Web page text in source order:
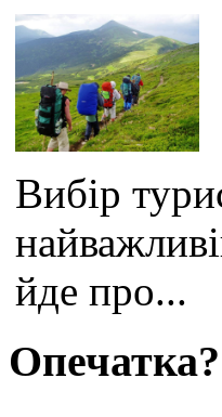
Вибір
йде про...
Опечатка?